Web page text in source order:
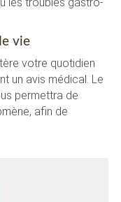
vie
votre quotidien
un avis médical. Le
permettra de
afin de